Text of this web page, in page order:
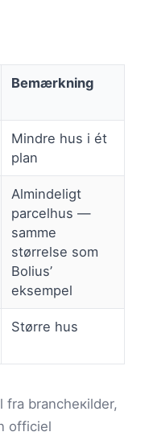
Bemærkning
Mindre hus i ét
plan
Almindeligt
parcelhus —
samme
størrelse som
Bolius’
eksempel
Større hus
fra brancheкilder,
officiel